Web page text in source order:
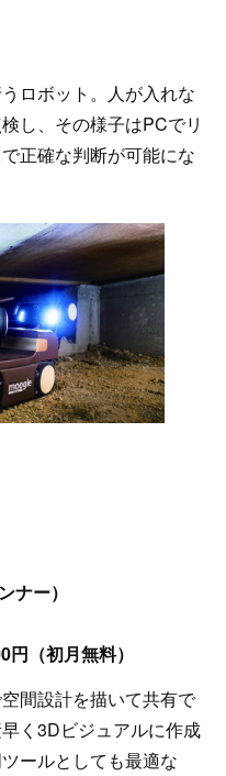
ロボット。人が入れな
し、その様子はPCでリ
正確な判断が可能にな
ナー）
（初月無料）
間設計を描いて共有で
く3Dビジュアルに作成
ールとしても最適な